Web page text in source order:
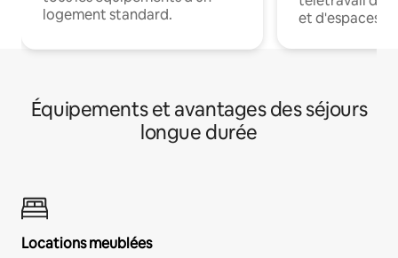
logement standard.
et d'espaces
Équipements et avantages des séjours
longue durée
Locations meublées